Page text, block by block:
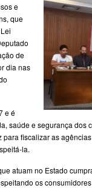
e
que
de
dia nas
e é
saúde e segurança dos
para fiscalizar as
la.
atuam no Estado
os